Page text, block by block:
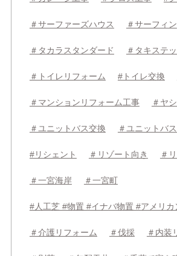
＃サーファーズハウス ＃サーフィン
＃タカラスタンダード ＃タキステ
＃トイレリフォーム #トイレ交換
＃マンションリフォーム工事 ＃ヤ
＃ユニットバス交換 ＃ユニットバ
#リシェント ＃リゾート向き ＃
＃一宮海岸 ＃一宮町
#人工芝 #物置 #イナバ物置 #アメリカ
＃介護リフォーム ＃伐採 ＃内装